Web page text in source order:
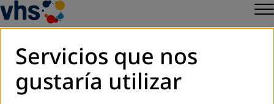
noviembre 2016
Servicios que nos
gustaría utilizar